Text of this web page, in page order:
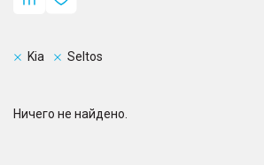
Kia Seltos
Ничего не найдено.